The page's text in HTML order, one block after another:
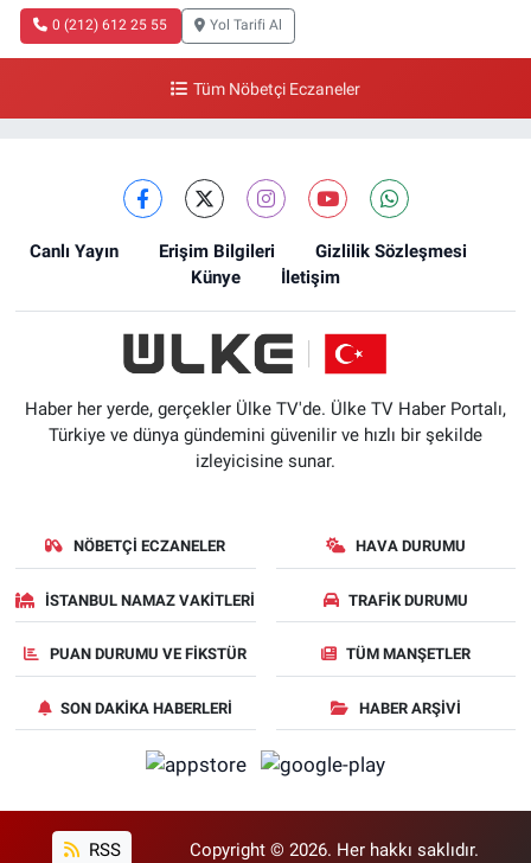
0 (212) 612 25 55 Yol Tarifi Al
Tüm Nöbetçi Eczaneler
Canlı Yayın Erişim Bilgileri
Gizlilik Sözleşmesi
Künye
İletişim
Haber her yerde, gerçekler Ülke TV'de. Ülke TV Haber Portalı,
Türkiye ve dünya gündemini güvenilir ve hızlı bir şekilde
izleyicisine sunar.
NÖBETÇI ECZANELER HAVA DURUMU
İSTANBUL NAMAZ VAKITLERI TRAFIK DURUMU
PUAN DURUMU VE FIKSTÜR TÜM MANŞETLER
SON DAKIKA HABERLERI HABER ARŞIVI
RSS Copyright © 2026. Her hakkı saklıdır.